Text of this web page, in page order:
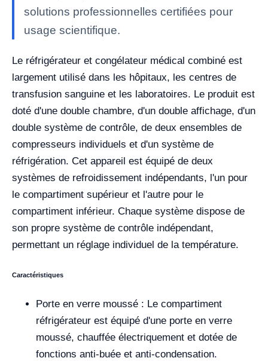
solutions professionnelles certifiées pour
usage scientifique.
Le réfrigérateur et congélateur médical combiné est
largement utilisé dans les hôpitaux, les centres de
transfusion sanguine et les laboratoires. Le produit est
doté d'une double chambre, d'un double affichage, d'un
double système de contrôle, de deux ensembles de
compresseurs individuels et d'un système de
réfrigération. Cet appareil est équipé de deux
systèmes de refroidissement indépendants, l'un pour
le compartiment supérieur et l'autre pour le
compartiment inférieur. Chaque système dispose de
son propre système de contrôle indépendant,
permettant un réglage individuel de la température.
Caractéristiques
Porte en verre moussé : Le compartiment
réfrigérateur est équipé d'une porte en verre
moussé, chauffée électriquement et dotée de
fonctions anti-buée et anti-condensation.